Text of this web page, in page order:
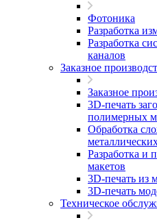
Фотоника
Разработка
Разработка
каналов
Заказное
Заказное
3D-печать
полимерных
Обработка
Разработка и
макетов
3D-печать из
3D-печать
Техническое